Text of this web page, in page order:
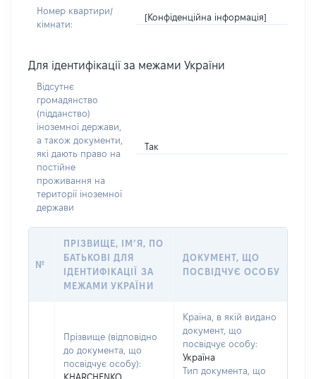
Номер квартири/
кімнати:
[Конфіденційна інформація]
Для ідентифікації за межами України
Відсутнє
громадянство
(підданство)
іноземної держави,
а також документи,
які дають право на
постійне
проживання на
території іноземної
держави
Так
№
ПРІЗВИЩЕ, ІМ’Я, ПО
БАТЬКОВІ ДЛЯ
ІДЕНТИФІКАЦІЇ ЗА
МЕЖАМИ УКРАЇНИ
ДОКУМЕНТ, ЩО
ПОСВІДЧУЄ ОСОБУ
Прізвище (відповідно
до документа, що
посвідчує особу):
KHARCHENKO
Країна, в якій видано
документ, що
посвідчує особу:
Україна
Тип документа, що